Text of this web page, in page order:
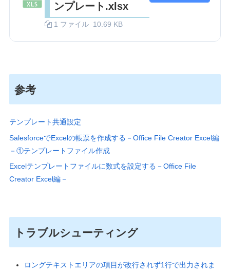
ンプレート.xlsx
1 ファイル 10.69 KB
参考
テンプレート共通設定
SalesforceでExcelの帳票を作成する－Office File Creator Excel編
－①テンプレートファイル作成
Excelテンプレートファイルに数式を設定する－Office File
Creator Excel編－
トラブルシューティング
ロングテキストエリアの項目が改行されず1行で出力されま